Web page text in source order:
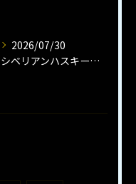
2026/07/30
シベリアンハスキー子犬の魅力と飼育法